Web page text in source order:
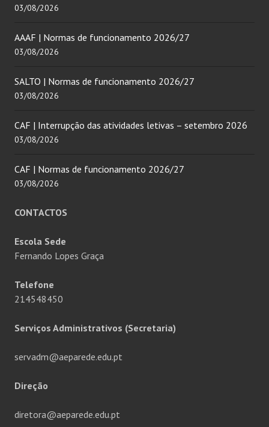
03/08/2026
AAAF | Normas de funcionamento 2026/27
03/08/2026
SALTO | Normas de funcionamento 2026/27
03/08/2026
CAF | Interrupção das atividades letivas – setembro 2026
03/08/2026
CAF | Normas de funcionamento 2026/27
03/08/2026
CONTACTOS
Escola Sede
Fernando Lopes Graça
Telefone
214548450
Serviços Administrativos (Secretaria)
servadm@aeparede.edu.pt
Direção
diretora@aeparede.edu.pt